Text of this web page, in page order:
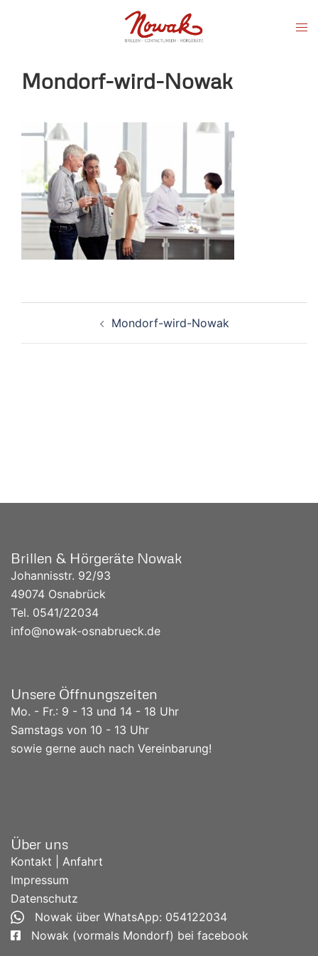
Mondorf-wird-Nowak
Beitragsnavigation
Mondorf-wird-Nowak
Brillen & Hörgeräte Nowak
Johannisstr. 92/93
49074 Osnabrück
Tel. 0541/22034
info@nowak-osnabrueck.de
Unsere Öffnungszeiten
Mo. - Fr.: 9 - 13 und 14 - 18 Uhr
Samstags von 10 - 13 Uhr
sowie gerne auch nach Vereinbarung!
Über uns
Kontakt | Anfahrt
Impressum
Datenschutz
Nowak über WhatsApp: 054122034
Nowak (vormals Mondorf) bei facebook